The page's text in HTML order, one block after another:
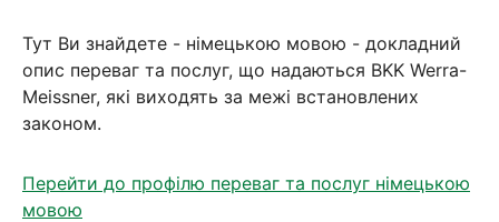
Тут Ви знайдете - німецькою мовою - докладний
опис переваг та послуг, що надаються BKK Werra-
Meissner, які виходять за межі встановлених
законом.
Перейти до профілю переваг та послуг німецькою
мовою